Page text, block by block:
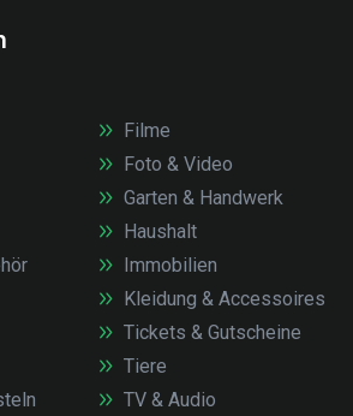
Filme
Foto & Video
Garten & Handwerk
Haushalt
Immobilien
Kleidung & Accessoires
Tickets & Gutscheine
Tiere
TV & Audio